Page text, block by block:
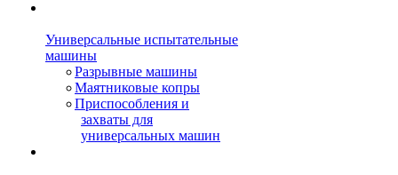
Универсальные испытательные
машины
Разрывные машины
Маятниковые копры
Приспособления и
захваты для
универсальных машин